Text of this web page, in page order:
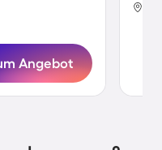
Angebot